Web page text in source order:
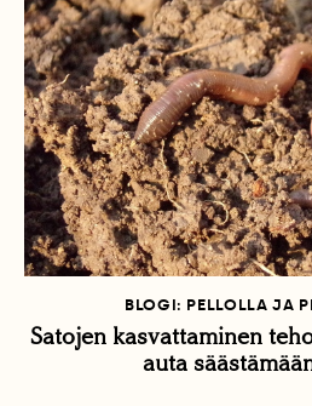
BLOGI: PELLOLLA JA
Satojen kasvattaminen
auta